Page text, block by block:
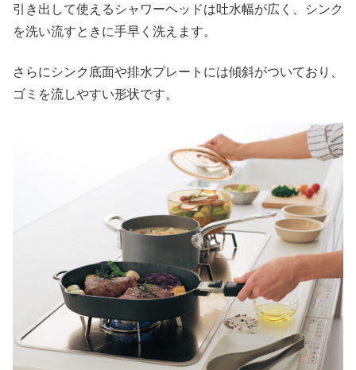
引き出して使えるシャワーヘッドは吐水幅が広く、シンク
を洗い流すときに手早く洗えます。
さらにシンク底面や排水プレートには傾斜がついており、
ゴミを流しやすい形状です。